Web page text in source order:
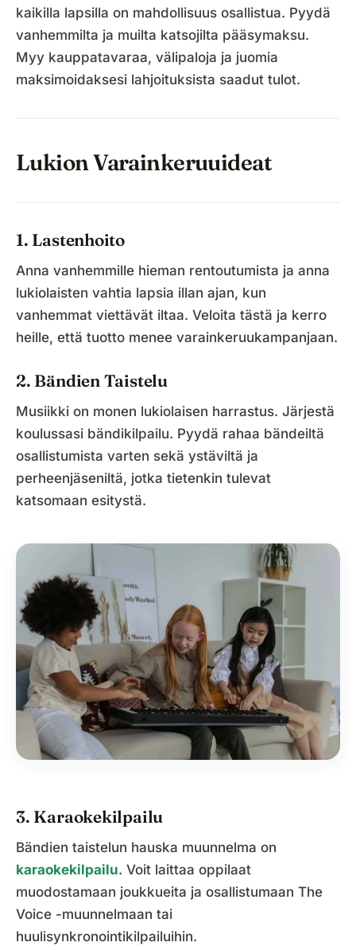
kaikilla lapsilla on mahdollisuus osallistua. Pyydä
vanhemmilta ja muilta katsojilta pääsymaksu.
Myy kauppatavaraa, välipaloja ja juomia
maksimoidaksesi lahjoituksista saadut tulot.
Lukion Varainkeruuideat
1. Lastenhoito
Anna vanhemmille hieman rentoutumista ja anna
lukiolaisten vahtia lapsia illan ajan, kun
vanhemmat viettävät iltaa. Veloita tästä ja kerro
heille, että tuotto menee varainkeruukampanjaan.
2. Bändien Taistelu
Musiikki on monen lukiolaisen harrastus. Järjestä
koulussasi bändikilpailu. Pyydä rahaa bändeiltä
osallistumista varten sekä ystäviltä ja
perheenjäseniltä, jotka tietenkin tulevat
katsomaan esitystä.
3. Karaokekilpailu
Bändien taistelun hauska muunnelma on
karaokekilpailu. Voit laittaa oppilaat
muodostamaan joukkueita ja osallistumaan The
Voice -muunnelmaan tai
huulisynkronointikilpailuihin.